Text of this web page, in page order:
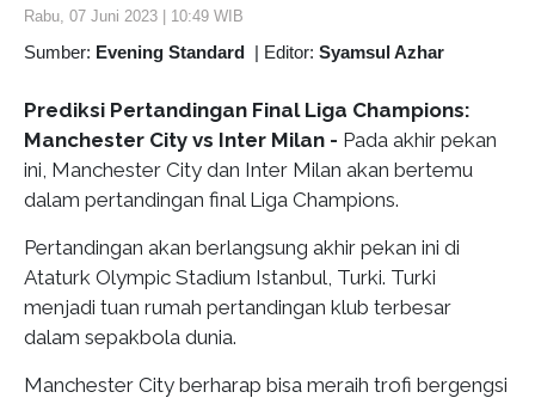
Rabu, 07 Juni 2023 | 10:49 WIB
Sumber: Evening Standard | Editor: Syamsul Azhar
Prediksi Pertandingan Final Liga Champions:
Manchester City vs Inter Milan - Pada akhir pekan
ini, Manchester City dan Inter Milan akan bertemu
dalam pertandingan final Liga Champions.
Pertandingan akan berlangsung akhir pekan ini di
Ataturk Olympic Stadium Istanbul, Turki. Turki
menjadi tuan rumah pertandingan klub terbesar
dalam sepakbola dunia.
Manchester City berharap bisa meraih trofi bergengsi